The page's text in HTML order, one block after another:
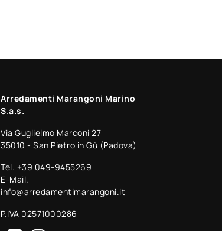
Arredamenti Marangoni Marino
S.a.s.
Via Guglielmo Marconi 27
35010 - San Pietro in Gù (Padova)
Tel. +39 049-9455269
E-Mail.
info@arredamentimarangoni.it
P.IVA 02571000286